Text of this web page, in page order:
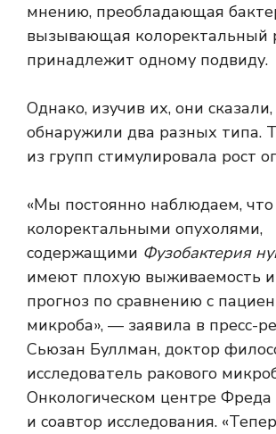
мнению, преобладающая
вызывающая колоректальный
принадлежит одному подвиду.
Однако, изучив их, они
обнаружили два разных типа.
из групп стимулировала рост
«Мы постоянно наблюдаем,
колоректальными опухолями,
содержащими Фузобактерия
имеют плохую выживаемость
прогноз по сравнению с
микроба», — заявила в пресс-
Сьюзан Буллман, доктор
исследователь ракового
Онкологическом центре Фреда
и соавтор исследования.